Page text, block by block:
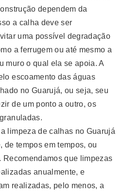
dependem da
a calha deve ser
uma possível degradação
a ferrugem ou até mesmo a
muro o qual ela se apoia. A
escoamento das águas
no Guarujá, ou seja, seu
de um ponto a outro, os
limpeza de calhas no Guarujá
de tempos em tempos, ou
que limpezas
anualmente, e
realizadas, pelo menos, a